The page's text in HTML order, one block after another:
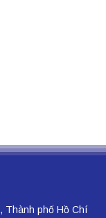
Thành phố Hồ Chí